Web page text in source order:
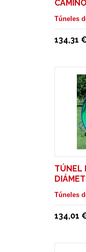
Túneles
134,31
TÚNEL
Túneles
134,01